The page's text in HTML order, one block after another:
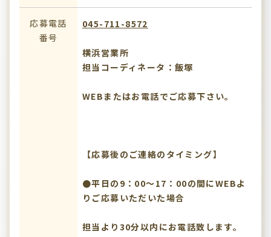
応募電話
番号
045-711-8572
横浜営業所
担当コーディネータ：飯塚
WEBまたはお電話でご応募下さい。
【応募後のご連絡のタイミング】
●平日の9：00～17：00の間にWEBよ
りご応募いただいた場合
担当より30分以内にお電話致します。